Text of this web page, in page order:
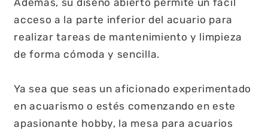
Además, su diseño abierto permite un fácil
acceso a la parte inferior del acuario para
realizar tareas de mantenimiento y limpieza
de forma cómoda y sencilla.
Ya sea que seas un aficionado experimentado
en acuarismo o estés comenzando en este
apasionante hobby, la mesa para acuarios